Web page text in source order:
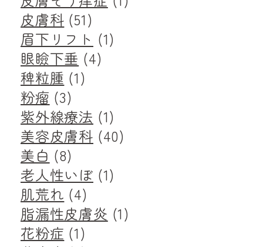
皮膚科 (51)
眉下リフト (1)
眼瞼下垂 (4)
稗粒腫 (1)
粉瘤 (3)
紫外線療法 (1)
美容皮膚科 (40)
美白 (8)
老人性いぼ (1)
肌荒れ (4)
脂漏性皮膚炎 (1)
花粉症 (1)